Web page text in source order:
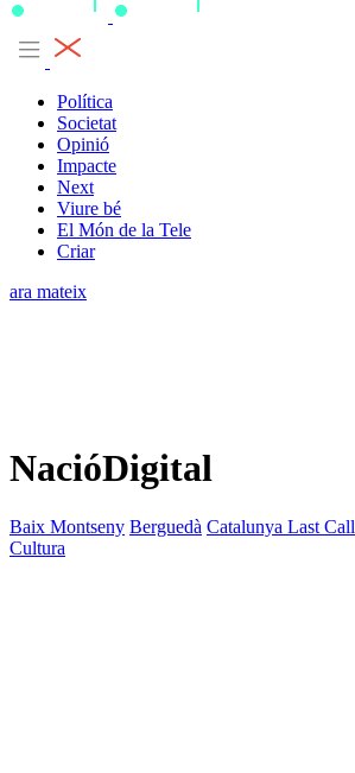
Política
Societat
Opinió
Impacte
Next
Viure bé
El Món de la Tele
Criar
ara mateix
NacióDigital
Baix Montseny Berguedà Catalunya Last Call
Cultura